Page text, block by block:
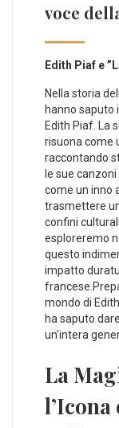
voce
Edith⁢ Piaf ‍e
Nella storia
hanno‌ saputo
Edith Piaf. La
risuona⁤ come
raccontando
le​ sue canzoni
⁣come un inno
trasmettere
confini
esploreremo
questo
impatto
mondo di
ha⁢ saputo
un’intera
La
l’Icona